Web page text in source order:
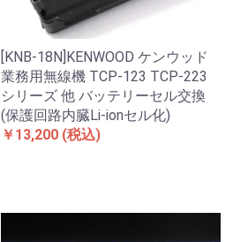
[KNB-18N]KENWOOD ケンウッド
業務用無線機 TCP-123 TCP-223
シリーズ 他 バッテリーセル交換
(保護回路内臓Li-ionセル化)
￥13,200 (税込)